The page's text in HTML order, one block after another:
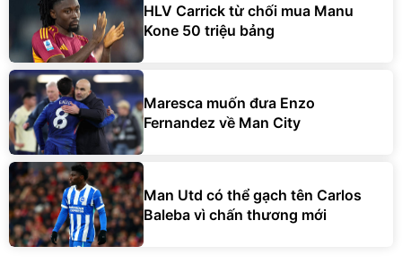
HLV Carrick từ chối mua Manu
Kone 50 triệu bảng
Maresca muốn đưa Enzo
Fernandez về Man City
Man Utd có thể gạch tên Carlos
Baleba vì chấn thương mới